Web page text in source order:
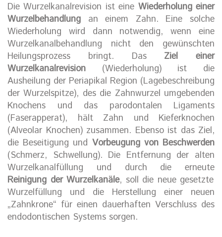
Die Wurzelkanalrevision ist eine Wiederholung einer
Wurzelbehandlung an einem Zahn. Eine solche
Wiederholung wird dann notwendig, wenn eine
Wurzelkanalbehandlung nicht den gewünschten
Heilungsprozess bringt. Das Ziel einer
Wurzelkanalrevision (Wiederholung) ist die
Ausheilung der Periapikal Region (Lagebeschreibung
der Wurzelspitze), des die Zahnwurzel umgebenden
Knochens und das parodontalen Ligaments
(Faserapperat), hält Zahn und Kieferknochen
(Alveolar Knochen) zusammen. Ebenso ist das Ziel,
die Beseitigung und Vorbeugung von Beschwerden
(Schmerz, Schwellung). Die Entfernung der alten
Wurzelkanalfüllung und durch die erneute
Reinigung der Wurzelkanäle, soll die neue gesetzte
Wurzelfüllung und die Herstellung einer neuen
„Zahnkrone“ für einen dauerhaften Verschluss des
endodontischen Systems sorgen.